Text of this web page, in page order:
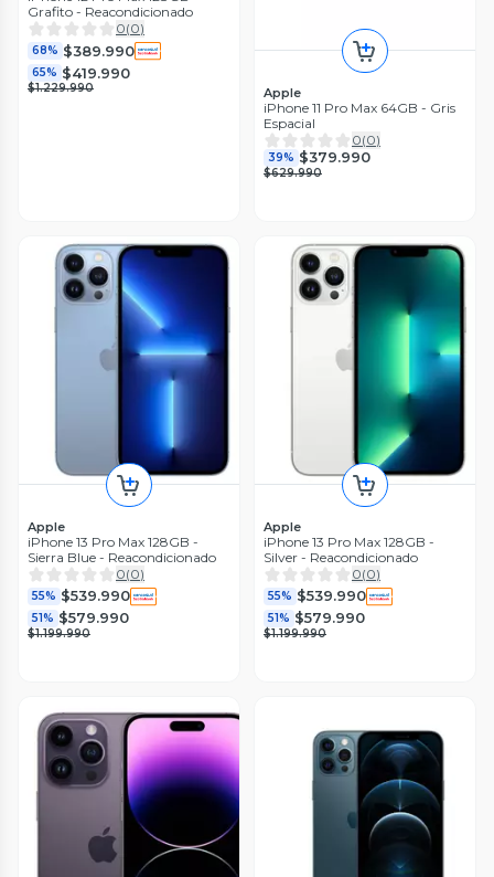
Grafito - Reacondicionado
0(0)
68% $389.990
65% $419.990
$1.229.990 Apple
iPhone 11 Pro Max 64GB - Gris
Espacial
0(0)
39% $379.990
$629.990
Apple
iPhone 13 Pro Max 128GB -
Sierra Blue - Reacondicionado
0(0)
55% $539.990
51% $579.990
$1.199.990
Apple
iPhone 13 Pro Max 128GB -
Silver - Reacondicionado
0(0)
55% $539.990
51% $579.990
$1.199.990